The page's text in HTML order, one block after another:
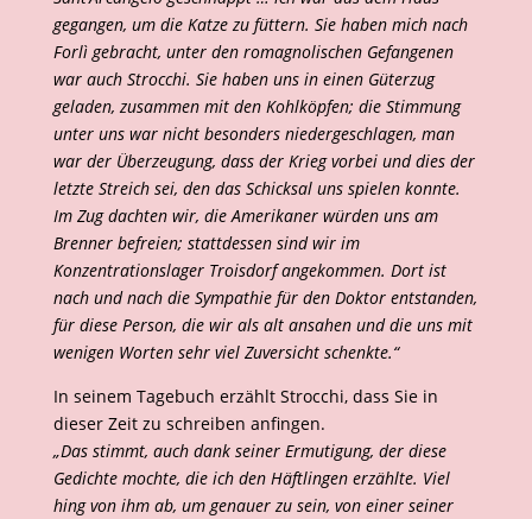
gegangen, um die Katze zu füttern. Sie haben mich nach
Forlì gebracht, unter den romagnolischen Gefangenen
war auch Strocchi. Sie haben uns in einen Güterzug
geladen, zusammen mit den Kohlköpfen; die Stimmung
unter uns war nicht besonders niedergeschlagen, man
war der Überzeugung, dass der Krieg vorbei und dies der
letzte Streich sei, den das Schicksal uns spielen konnte.
Im Zug dachten wir, die Amerikaner würden uns am
Brenner befreien; stattdessen sind wir im
Konzentrationslager Troisdorf angekommen. Dort ist
nach und nach die Sympathie für den Doktor entstanden,
für diese Person, die wir als alt ansahen und die uns mit
wenigen Worten sehr viel Zuversicht schenkte.“
In seinem Tagebuch erzählt Strocchi, dass Sie in
dieser Zeit zu schreiben anfingen.
„Das stimmt, auch dank seiner Ermutigung, der diese
Gedichte mochte, die ich den Häftlingen erzählte. Viel
hing von ihm ab, um genauer zu sein, von einer seiner